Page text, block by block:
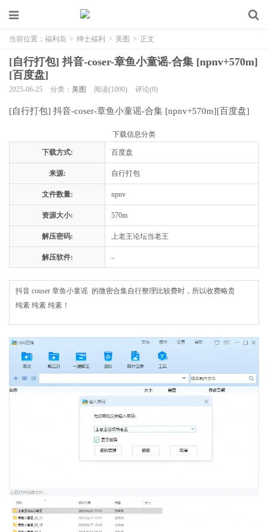
当前位置： 福利岛 > 绅士福利 > 美图 > 正文
[自行打包] 抖音-coser-章鱼小童谣-合集 [npnv+570m]
[百度盘]
2025-06-25 分类： 美图 阅读(1090) 评论(0)
[自行打包] 抖音-coser-章鱼小童谣-合集 [npnv+570m][百度盘]
下载信息分类
下载方式: 百度盘
来源: 自行打包
文件数量: npnv
资源大小: 570m
解压密码: 上老王论坛当老王
解压软件: –
抖音 couser 章鱼小童谣 的微密合集自行整理比较费时，所以收费略贵
纯素 纯素 纯素！